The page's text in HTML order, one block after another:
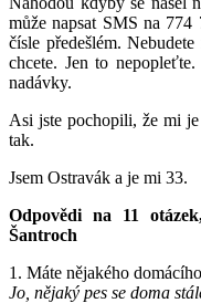
může napsat SMS na
čísle předešlém.
chcete. Jen to
nadávky.
Asi jste pochopili, že mi
tak.
Jsem Ostravák a je mi 33.
Odpovědi na 11
Šantroch
1. Máte nějakého
Jo, nějaký pes se doma